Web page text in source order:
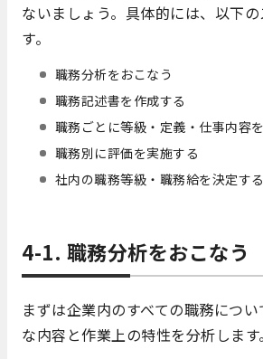
ないましょう。具体的には、以下
す。
職務分析をおこなう
職務記述書を作成する
職務ごとに等級・定義・仕事内容
職務別に評価を実施する
社内の職務等級・職務給を決定する
4-1. 職務分析をおこなう
まずは企業内のすべての職務につ
な内容と作業上の特性を分析します。